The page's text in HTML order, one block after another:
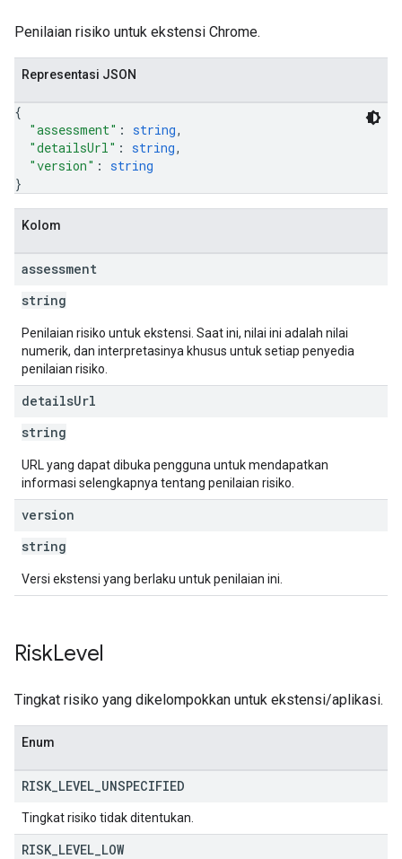
Penilaian risiko untuk ekstensi Chrome.
Representasi JSON
{
"assessment" : string,
"detailsUrl" : string,
"version" : string
}
Kolom
assessment
string
Penilaian risiko untuk ekstensi. Saat ini, nilai ini adalah nilai
numerik, dan interpretasinya khusus untuk setiap penyedia
penilaian risiko.
detailsUrl
string
URL yang dapat dibuka pengguna untuk mendapatkan
informasi selengkapnya tentang penilaian risiko.
version
string
Versi ekstensi yang berlaku untuk penilaian ini.
RiskLevel
Tingkat risiko yang dikelompokkan untuk ekstensi/aplikasi.
Enum
RISK LEVEL UNSPECIFIED
Tingkat risiko tidak ditentukan.
RISK LEVEL LOW